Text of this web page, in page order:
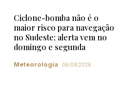
Ciclone-bomba não é o
maior risco para navegação
no Sudeste; alerta vem no
domingo e segunda
Meteorologia 06/08/2026